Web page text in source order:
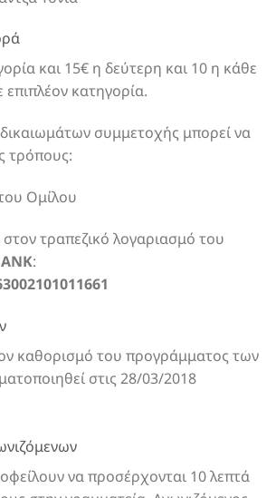
και 15€ η δεύτερη και 10 η κάθε
κατηγορία.
συμμετοχής μπορεί να
τρόπους:
Ομίλου
τραπεζικό λογαριασμό του
:
καθορισμό του προγράμματος των
στις 28/03/2018
να προσέρχονται 10 λεπτά